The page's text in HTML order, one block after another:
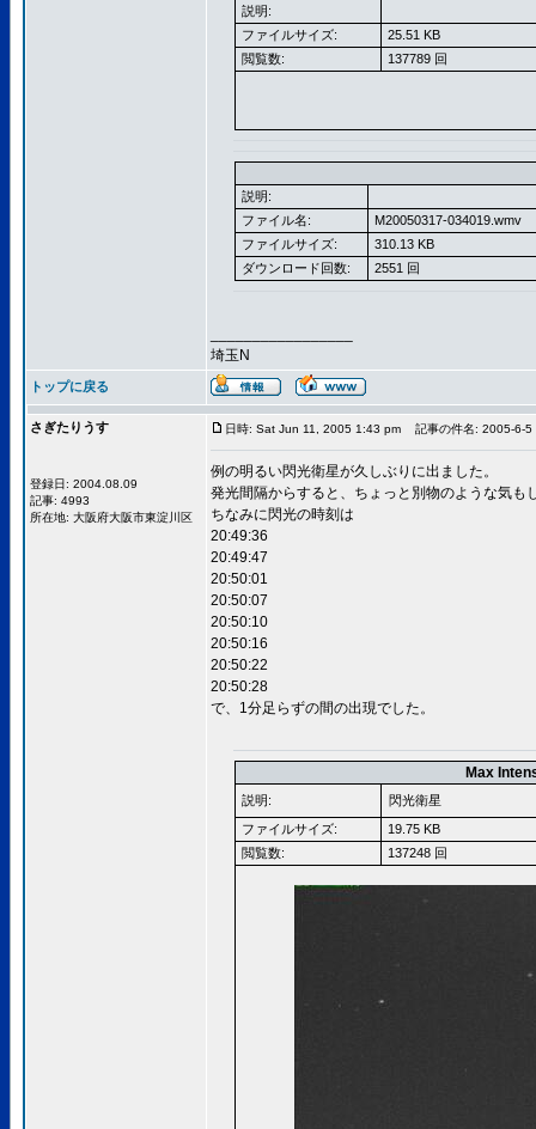
説明:
ファイルサイズ:
25.51 KB
閲覧数:
137789 回
説明:
ファイル名:
M20050317-034019.wmv
ファイルサイズ:
310.13 KB
ダウンロード回数:
2551 回
埼玉N
トップに戻る
さぎたりうす
登録日: 2004.08.09
記事: 4993
所在地: 大阪府大阪市東淀川区
日時: Sat Jun 11, 2005 1:43 pm 記事の件名: 2005-6-
例の明るい閃光衛星が久しぶりに出ました。
発光間隔からすると、ちょっと別物のような気も
ちなみに閃光の時刻は
20:49:36
20:49:47
20:50:01
20:50:07
20:50:10
20:50:16
20:50:22
20:50:28
で、1分足らずの間の出現でした。
Max
説明:
閃光衛星
ファイルサイズ:
19.75 KB
閲覧数:
137248 回